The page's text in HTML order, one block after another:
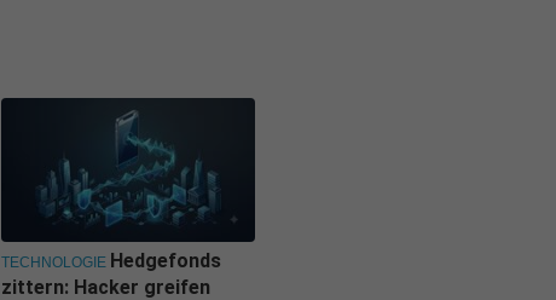
TECHNOLOGIE Hedgefonds
zittern: Hacker greifen